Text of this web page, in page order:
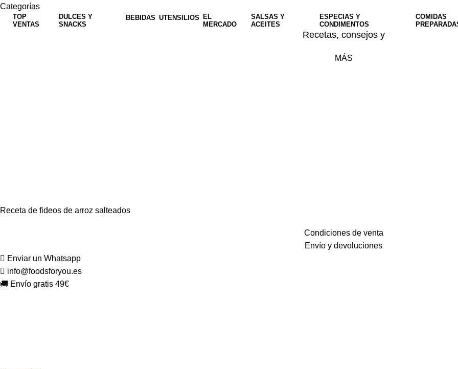
Categorías
TOP
VENTAS
DULCES Y
SNACKS
BEBIDAS UTENSILIOS
EL
MERCADO
SALSAS Y
ACEITES
ESPECIAS Y
CONDIMENTOS
COMIDAS
Recetas, consejos y
MÁS
Receta de fideos de arroz salteados
Condiciones de venta
Envío y devoluciones
Enviar un Whatsapp
info@foodsforyou.es
🚚 Envío gratis 49€